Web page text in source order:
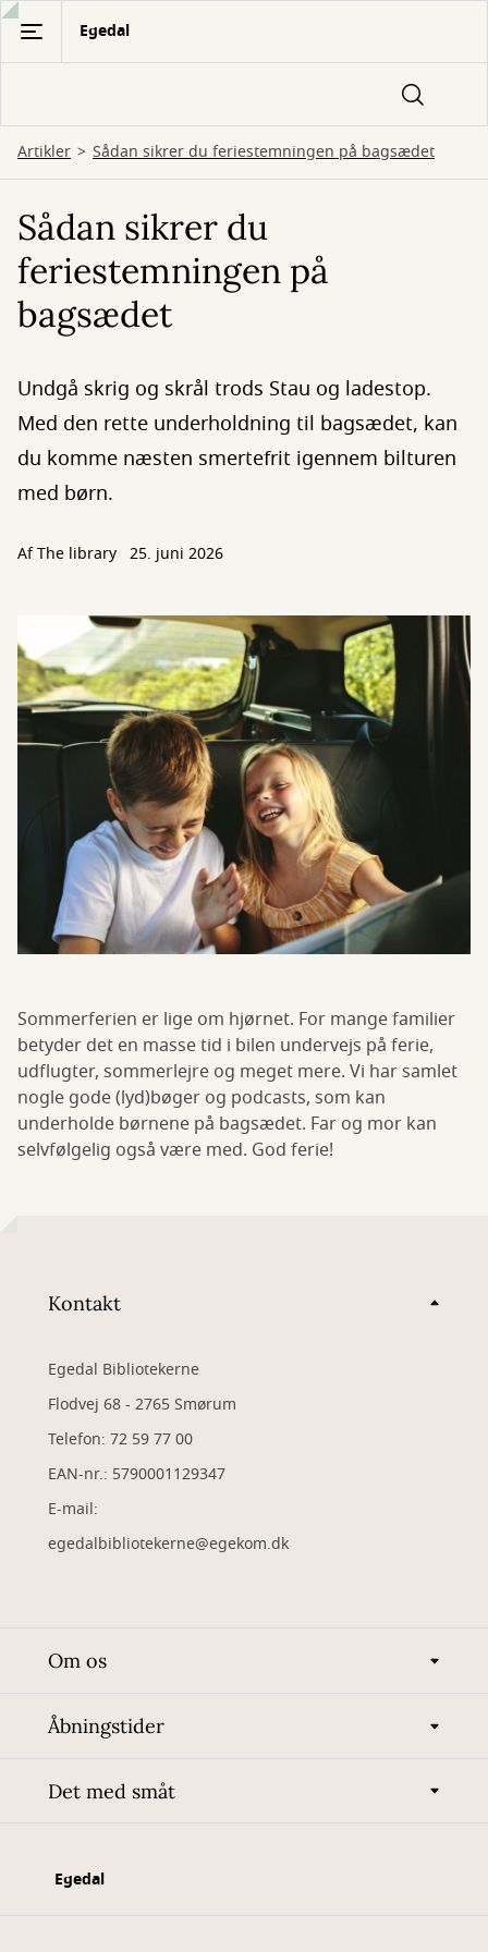
Gå
hovedindhold
Egedal
Artikler Sådan sikrer du feriestemningen på bagsædet
Sådan sikrer du
feriestemningen på
bagsædet
Undgå skrig og skrål trods Stau og ladestop.
Med den rette underholdning til bagsædet, kan
du komme næsten smertefrit igennem bilturen
med børn.
Af The library 25. juni 2026
Sommerferien er lige om hjørnet. For mange familier
betyder det en masse tid i bilen undervejs på ferie,
udflugter, sommerlejre og meget mere. Vi har samlet
nogle gode (lyd)bøger og podcasts, som kan
underholde børnene på bagsædet. Far og mor kan
selvfølgelig også være med. God ferie!
Kontakt
Egedal Bibliotekerne
Flodvej 68 - 2765 Smørum
Telefon: 72 59 77 00
EAN-nr.: 5790001129347
​E-mail:
egedalbibliotekerne@egekom.dk
Om os
Åbningstider
Det med småt
Egedal